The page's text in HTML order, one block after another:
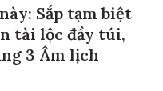
Sắp tạm biệt
tài lộc đầy túi,
3 Âm lịch